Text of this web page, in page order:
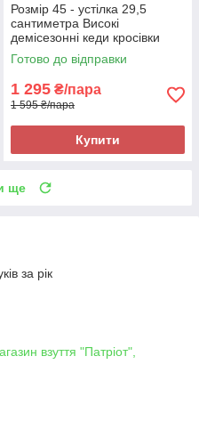
Розмір 45 - устілка 29,5
сантиметра Високі
демісезонні кеди кросівки
Bull, сірі, на підошві з піни,
легкі та зручні Bull 300825
Готово до відправки
1 295 ₴/пара
1 595 ₴/пара
Купити
ще
за рік
взуття "Патріот",